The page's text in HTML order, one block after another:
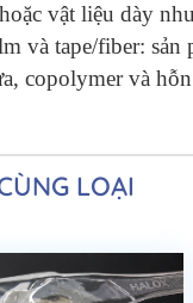
vật liệu dày
và tape/fiber: sản
copolymer và
LOẠI